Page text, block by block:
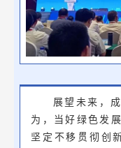
展望未来，
为，当好绿色发
坚定不移贯彻创